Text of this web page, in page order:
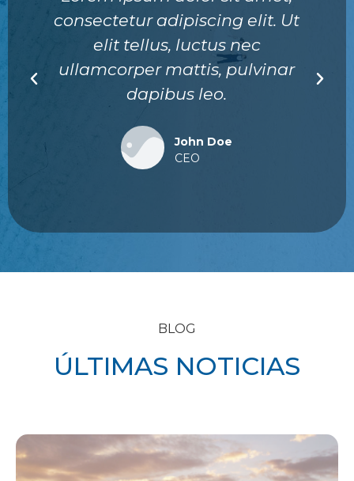
consectetur adipiscing elit. Ut
elit tellus, luctus nec
ullamcorper mattis, pulvinar
dapibus leo.
John Doe
CEO
BLOG
ÚLTIMAS NOTICIAS